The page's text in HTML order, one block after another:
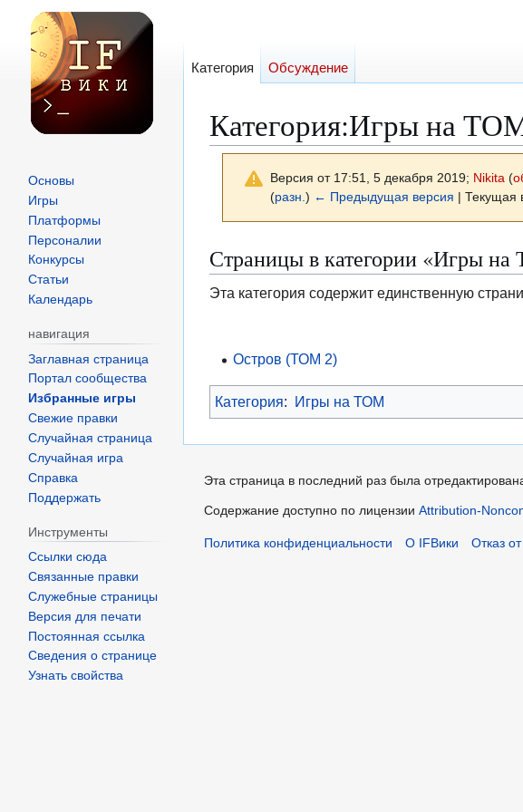
Категория:Игры на
Версия от 17:51, 5 декабря 2019; Nikita (
(разн.) ← Предыдущая версия | Текущая
Перейти
к
навигации
Перейти
к
поиску
Страницы в категории «Игры
Эта категория содержит единственную
Остров (ТОМ 2)
Категория: Игры на ТОМ
Категория Обсуждение
Основы
Игры
Платформы
Персоналии
Конкурсы
Статьи
Календарь
навигация
Заглавная страница
Портал сообщества
Избранные игры
Свежие правки
Случайная страница
Случайная игра
Справка
Поддержать
Инструменты
Ссылки сюда
Связанные правки
Служебные страницы
Версия для печати
Постоянная ссылка
Сведения о странице
Узнать свойства
Эта страница в последний раз была
Содержание доступно по лицензииAttribution-
Политика конфиденциальности О IFВики Отказ